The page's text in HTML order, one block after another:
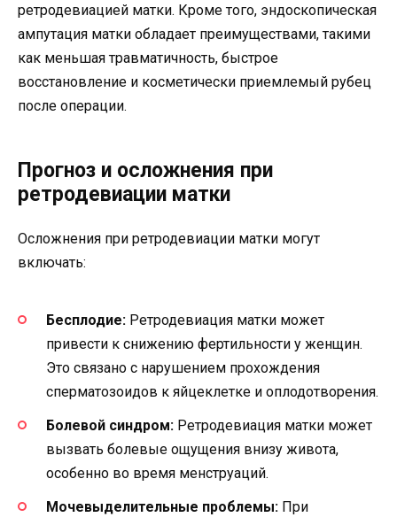
ретродевиацией матки. Кроме того, эндоскопическая
ампутация матки обладает преимуществами, такими
как меньшая травматичность, быстрое
восстановление и косметически приемлемый рубец
после операции.
Прогноз и осложнения при
ретродевиации матки
Осложнения при ретродевиации матки могут
включать:
Бесплодие: Ретродевиация матки может
привести к снижению фертильности у женщин.
Это связано с нарушением прохождения
сперматозоидов к яйцеклетке и оплодотворения.
Болевой синдром: Ретродевиация матки может
вызвать болевые ощущения внизу живота,
особенно во время менструаций.
Мочевыделительные проблемы: При